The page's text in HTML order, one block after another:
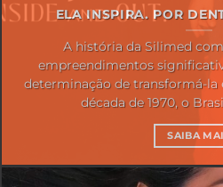
ELA INSPIRA. POR
A história da Silimed
empreendimentos
determinação de transformá-la
década de 1970, o
SAIBA